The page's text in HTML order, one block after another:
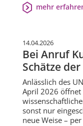
mehr
14.04.2026
Bei Anruf
Schätze
Anlässlich des
April 2026 öffnet
sonst nur
neue Weise –